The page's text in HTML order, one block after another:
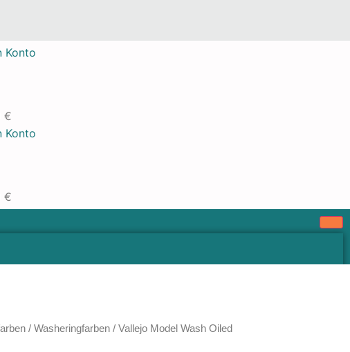
Konto
€
Konto
€
/ Washeringfarben / Vallejo Model Wash Oiled